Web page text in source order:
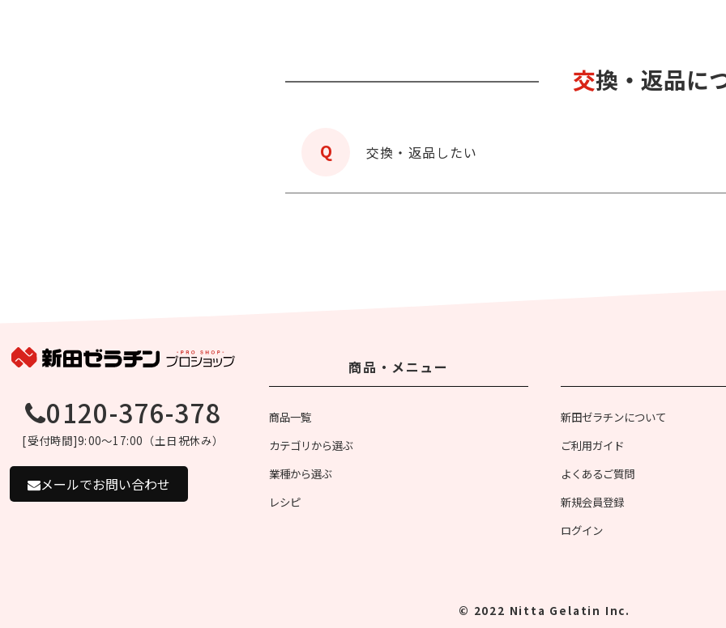
交換・返品に
交換・返品したい
0120-376-378
[受付時間]9:00～17:00（土日祝休み）
メールでお問い合わせ
商品・メニュー
商品一覧
カテゴリから選ぶ
業種から選ぶ
レシピ
新田ゼラチンについて
ご利用ガイド
よくあるご質問
新規会員登録
ログイン
© 2022 Nitta Gelatin Inc.